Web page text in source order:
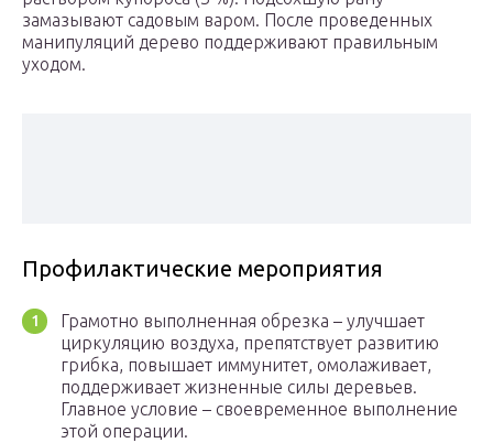
замазывают садовым варом. После проведенных
манипуляций дерево поддерживают правильным
уходом.
Профилактические мероприятия
Грамотно выполненная обрезка – улучшает
циркуляцию воздуха, препятствует развитию
грибка, повышает иммунитет, омолаживает,
поддерживает жизненные силы деревьев.
Главное условие – своевременное выполнение
этой операции.